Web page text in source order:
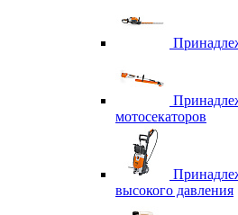
мотосекаторов
высокого давления